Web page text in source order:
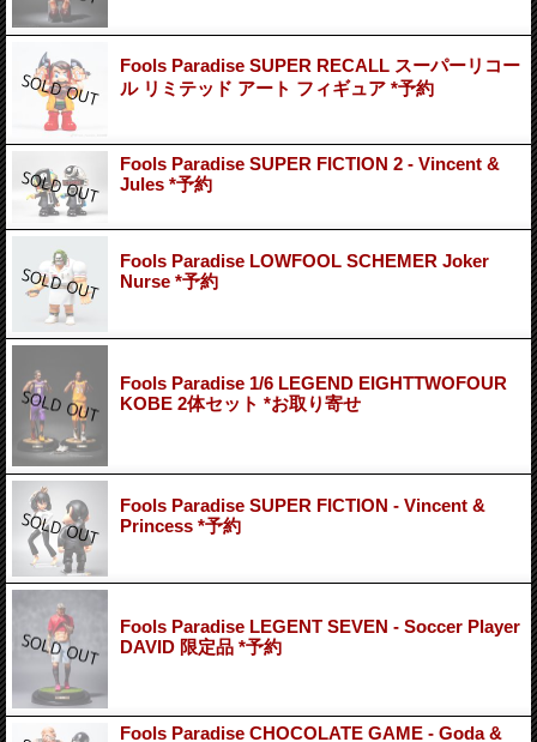
Fools Paradise SUPER RECALL スーパーリコー
ル リミテッド アート フィギュア *予約
Fools Paradise SUPER FICTION 2 - Vincent &
Jules *予約
Fools Paradise LOWFOOL SCHEMER Joker
Nurse *予約
Fools Paradise 1/6 LEGEND EIGHTTWOFOUR
KOBE 2体セット *お取り寄せ
Fools Paradise SUPER FICTION - Vincent &
Princess *予約
Fools Paradise LEGENT SEVEN - Soccer Player
DAVID 限定品 *予約
Fools Paradise CHOCOLATE GAME - Goda &